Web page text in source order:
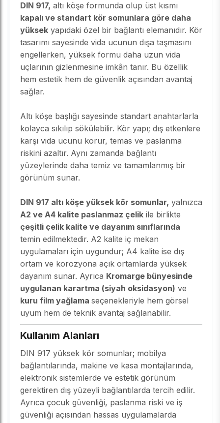
DIN 917, altı köşe formunda olup üst kısmı
kapalı ve standart kör somunlara göre daha
yüksek yapıdaki özel bir bağlantı elemanıdır. Kör
tasarımı sayesinde vida ucunun dışa taşmasını
engellerken, yüksek formu daha uzun vida
uçlarının gizlenmesine imkân tanır. Bu özellik
hem estetik hem de güvenlik açısından avantaj
sağlar.
Altı köşe başlığı sayesinde standart anahtarlarla
kolayca sıkılıp sökülebilir. Kör yapı; dış etkenlere
karşı vida ucunu korur, temas ve paslanma
riskini azaltır. Aynı zamanda bağlantı
yüzeylerinde daha temiz ve tamamlanmış bir
görünüm sunar.
DIN 917 altı köşe yüksek kör somunlar, yalnızca
A2 ve A4 kalite paslanmaz çelik ile birlikte
çeşitli çelik kalite ve dayanım sınıflarında
temin edilmektedir. A2 kalite iç mekan
uygulamaları için uygundur; A4 kalite ise dış
ortam ve korozyona açık ortamlarda yüksek
dayanım sunar. Ayrıca Kromarge bünyesinde
uygulanan karartma (siyah oksidasyon) ve
kuru film yağlama seçenekleriyle hem görsel
uyum hem de teknik avantaj sağlanabilir.
Kullanım Alanları
DIN 917 yüksek kör somunlar; mobilya
bağlantılarında, makine ve kasa montajlarında,
elektronik sistemlerde ve estetik görünüm
gerektiren dış yüzeyli bağlantılarda tercih edilir.
Ayrıca çocuk güvenliği, paslanma riski ve iş
güvenliği açısından hassas uygulamalarda